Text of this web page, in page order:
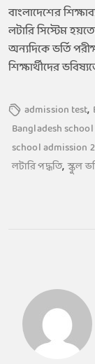
বাংলাদেশের
লটারি সিস্টেম
অন্যদিকে ভর্তি
শিক্ষার্থীদের
admission test,
Bangladesh
school admission
লটারি পদ্ধতি, স্কুল